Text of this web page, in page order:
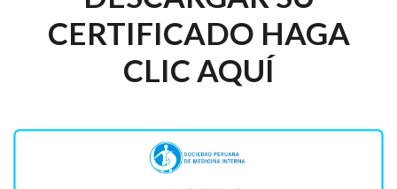
CERTIFICADO HAGA
CLIC AQUÍ